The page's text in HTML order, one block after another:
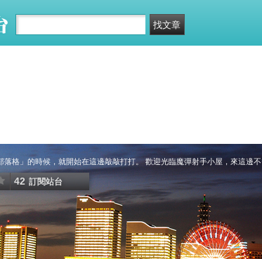
落格」的時候，就開始在這邊敲敲打打。 歡迎光臨魔彈射手小屋，來這邊
42 訂閱站台